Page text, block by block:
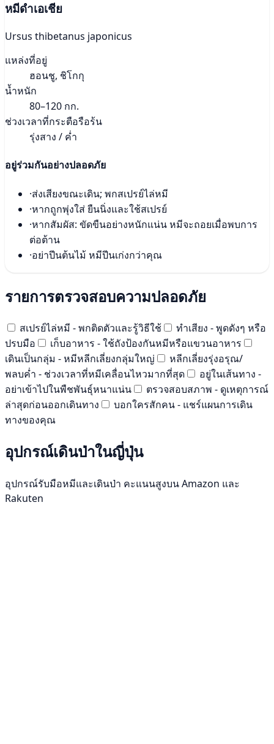
หมีดำเอเชีย
Ursus thibetanus japonicus
แหล่งที่อยู่
ฮอนชู, ชิโกกุ
น้ำหนัก
80–120 กก.
ช่วงเวลาที่กระตือรือร้น
รุ่งสาง / ค่ำ
อยู่ร่วมกันอย่างปลอดภัย
·ส่งเสียงขณะเดิน; พกสเปรย์ไล่หมี
·หากถูกพุ่งใส่ ยืนนิ่งและใช้สเปรย์
·หากสัมผัส: ขัดขืนอย่างหนักแน่น หมีจะถอยเมื่อพบการ
ต่อต้าน
·อย่าปีนต้นไม้ หมีปีนเก่งกว่าคุณ
รายการตรวจสอบความปลอดภัย
สเปรย์ไล่หมี - พกติดตัวและรู้วิธีใช้
ทำเสียง - พูดดังๆ หรือ
ปรบมือ
เก็บอาหาร - ใช้ถังป้องกันหมีหรือแขวนอาหาร
เดินเป็นกลุ่ม - หมีหลีกเลี่ยงกลุ่มใหญ่
หลีกเลี่ยงรุ่งอรุณ/
พลบค่ำ - ช่วงเวลาที่หมีเคลื่อนไหวมากที่สุด
อยู่ในเส้นทาง -
อย่าเข้าไปในพืชพันธุ์หนาแน่น
ตรวจสอบสภาพ - ดูเหตุการณ์
ล่าสุดก่อนออกเดินทาง
บอกใครสักคน - แชร์แผนการเดิน
ทางของคุณ
อุปกรณ์เดินป่าในญี่ปุ่น
อุปกรณ์รับมือหมีและเดินป่า คะแนนสูงบน Amazon และ
Rakuten